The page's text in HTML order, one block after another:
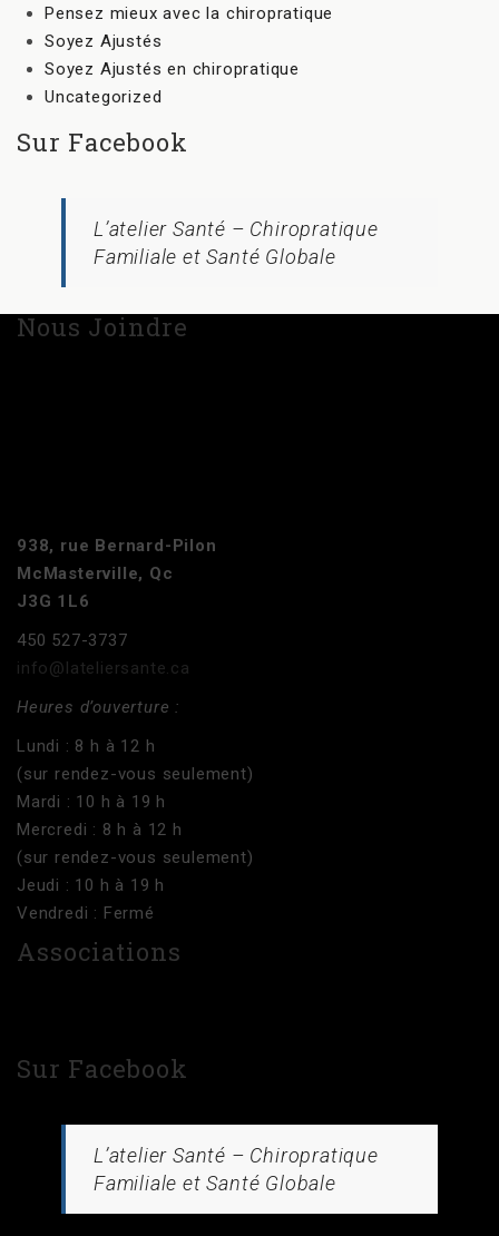
Pensez mieux avec la chiropratique
Soyez Ajustés
Soyez Ajustés en chiropratique
Uncategorized
Sur Facebook
L’atelier Santé – Chiropratique
Familiale et Santé Globale
Nous Joindre
938, rue Bernard-Pilon
McMasterville, Qc
J3G 1L6
450 527-3737
info@lateliersante.ca
Heures d’ouverture :
Lundi : 8 h à 12 h
(sur rendez-vous seulement)
Mardi : 10 h à 19 h
Mercredi : 8 h à 12 h
(sur rendez-vous seulement)
Jeudi : 10 h à 19 h
Vendredi : Fermé
Associations
Sur Facebook
L’atelier Santé – Chiropratique
Familiale et Santé Globale